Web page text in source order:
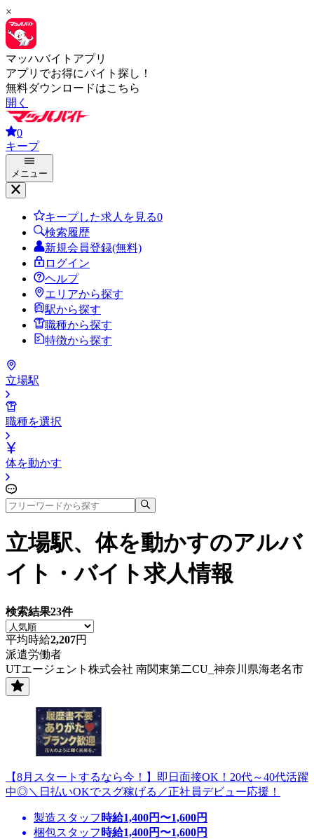
×
マッハバイトアプリ
アプリでお得にバイト探し！
無料ダウンロードはこちら
開く
0
キープ
メニュー
キープした求人を見る0
検索履歴
新規会員登録(無料)
ログイン
ヘルプ
エリアから探す
駅から探す
職種から探す
特徴から探す
立場駅
職種を選択
体を動かす
立場駅、体を動かすのアルバ
イト・バイト求人情報
検索結果23件
平均時給2,207円
派遣労働者
UTエージェント株式会社 南関東第二CU_神奈川県海老名市
【8月スタートするなら今！】即日面接OK！20代～40代活躍
中◎＼日払いOKでスグ稼げる／正社員デビュー応援！
製造スタッフ 時給1,400円〜1,600円
梱包スタッフ 時給1,400円〜1,600円